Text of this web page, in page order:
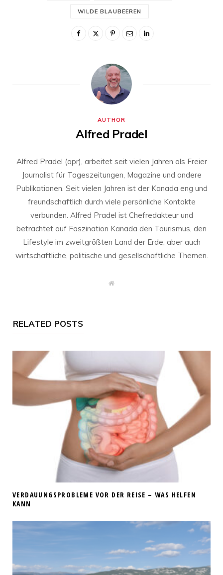
WILDE BLAUBEEREN
AUTHOR
Alfred Pradel
Alfred Pradel (apr), arbeitet seit vielen Jahren als Freier
Journalist für Tageszeitungen, Magazine und andere
Publikationen. Seit vielen Jahren ist der Kanada eng und
freundschaftlich durch viele persönliche Kontakte
verbunden. Alfred Pradel ist Chefredakteur und
betrachtet auf Faszination Kanada den Tourismus, den
Lifestyle im zweitgrößten Land der Erde, aber auch
wirtschaftliche, politische und gesellschaftliche Themen.
W
RELATED POSTS
VERDAUUNGSPROBLEME VOR DER REISE – WAS HELFEN
KANN